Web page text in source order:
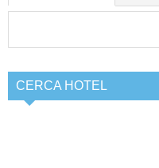
CERCA HOTEL